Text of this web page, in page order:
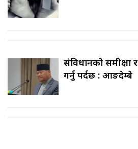
संविधानको समीक्षा
गर्नु पर्दछ : आङदेम्बे